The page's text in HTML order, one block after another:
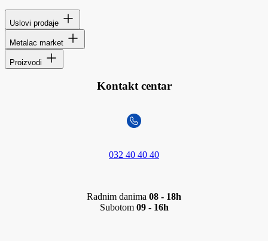
Uslovi prodaje
Metalac market
Proizvodi
Kontakt centar
032 40 40 40
Radnim danima 08 - 18h
Subotom 09 - 16h